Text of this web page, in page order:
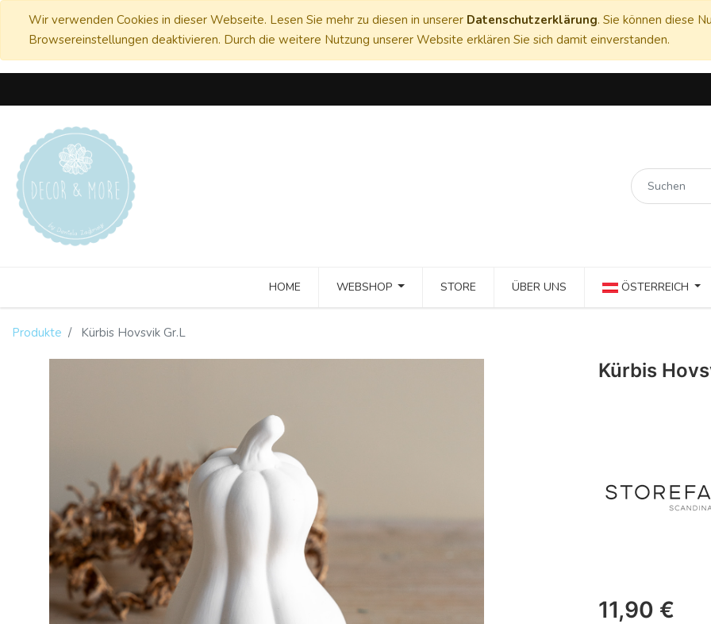
Wir verwenden Cookies in dieser Webseite. Lesen Sie mehr zu diesen in unserer Datenschutzerklärung. Sie können diese
Browsereinstellungen deaktivieren. Durch die weitere Nutzung unserer Website erklären Sie sich damit einverstanden.
HOME WEBSHOP STORE ÜBER UNS ÖSTERREICH
Produkte Kürbis Hovsvik Gr.L
Kürbis
11,90 €